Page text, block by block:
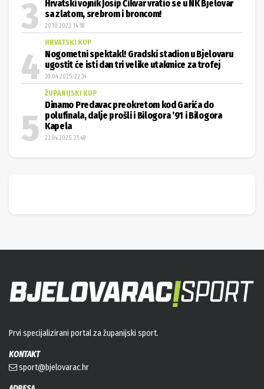
Hrvatski vojnik Josip Čikvar vratio se u NK Bjelovar
sa zlatom, srebrom i broncom!
20.10.2023. 14:18
HRVATSKI KUP
Nogometni spektakl! Gradski stadion u Bjelovaru
ugostit će isti dan tri velike utakmice za trofej
30.04.2025. 22:34
ŽUPANIJSKI KUP
Dinamo Predavac preokretom kod Garića do
polufinala, dalje prošli i Bilogora ’91 i Bilogora
Kapela
23.04.2025. 21:48
Prvi specijalizirani portal za županijski sport.
KONTAKT
sport@bjelovarac.hr